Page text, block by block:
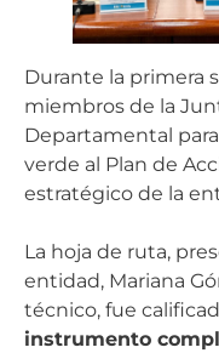
Durante la primera
miembros de la
Departamental
verde al Plan de
estratégico de la
La hoja de ruta,
entidad, Mariana
técnico, fue
instrumento